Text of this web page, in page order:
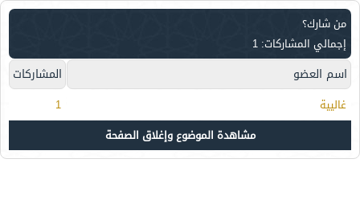
من شارك؟
إجمالي المشاركات: 1
اسم العضو المشاركات
غاليية
1
مشاهدة الموضوع وإغلاق الصفحة